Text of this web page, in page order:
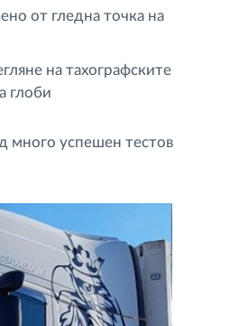
от гледна точка на
на тахографските
глоби
много успешен тестов